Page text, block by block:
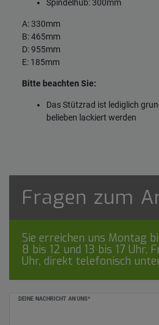
Spindelhub: 300mm
A: 330mm
B: 465mm
D: 955mm
E: 185mm
Bitte beachten Sie:
Das Stützrad ist lediglich
belieben lackiert werden
Fragen zum
Sie erreichen uns Montag
8 bis 12 und 13 bis 17 Uhr,
Uhr, direkt telefonisch
DEINE NACHRICHT AN UNS*
Ceres::Template.mailFormHoneypotLabel